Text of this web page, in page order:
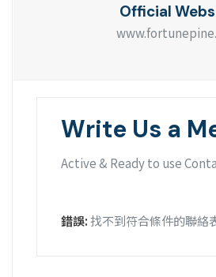
Official
Write Us a
Active & Ready to use
錯誤:找不到符合條件的聯絡